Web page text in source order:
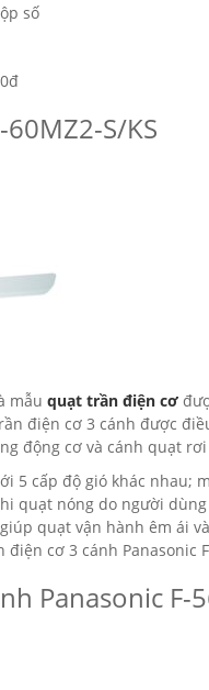
số
S/KS
mẫu quạt trần điện cơ
điện cơ 3 cánh được
động cơ và cánh quạt
5 cấp độ gió khác nhau;
quạt nóng do người
quạt vận hành êm ái
cơ 3 cánh Panasonic
Panasonic F-